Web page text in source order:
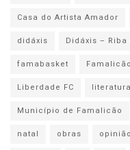
Casa do Artista Amador
didáxis
Didáxis – Riba
famabasket
Famalicão
Liberdade FC
literatura
Município de Famalicão
natal
obras opinião